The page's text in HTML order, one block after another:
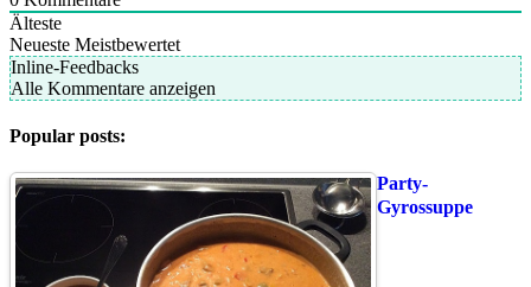
Älteste
Neueste Meistbewertet
Inline-Feedbacks
Alle Kommentare anzeigen
Popular posts:
Party-
Gyrossuppe